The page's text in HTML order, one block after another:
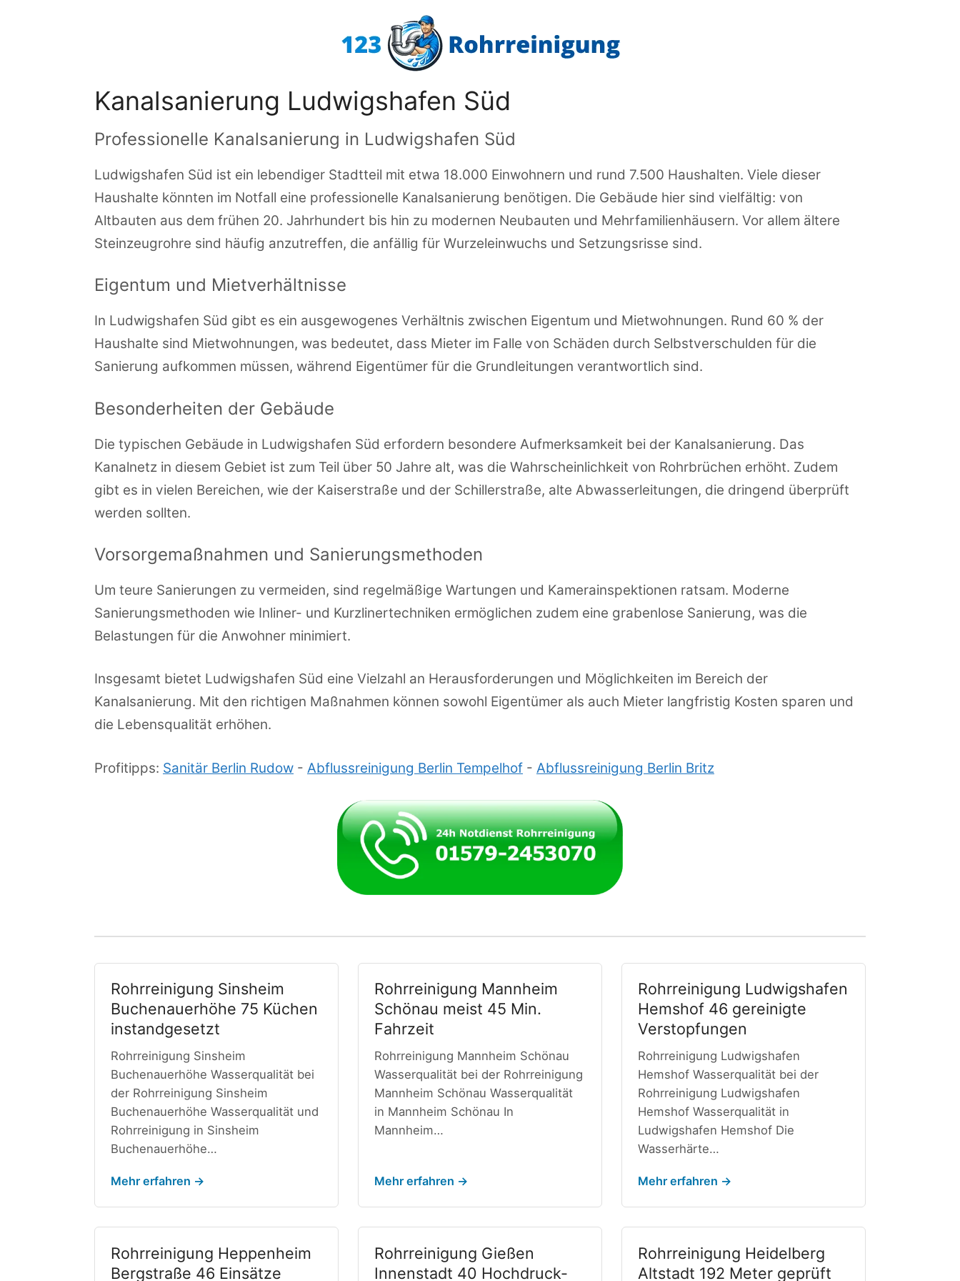
Kanalsanierung Ludwigshafen Süd
Professionelle Kanalsanierung in Ludwigshafen Süd
Ludwigshafen Süd ist ein lebendiger Stadtteil mit etwa 18.000 Einwohnern und rund 7.500 Haushalten. Viele dieser
Haushalte könnten im Notfall eine professionelle Kanalsanierung benötigen. Die Gebäude hier sind vielfältig: von
Altbauten aus dem frühen 20. Jahrhundert bis hin zu modernen Neubauten und Mehrfamilienhäusern. Vor allem ältere
Steinzeugrohre sind häufig anzutreffen, die anfällig für Wurzeleinwuchs und Setzungsrisse sind.
Eigentum und Mietverhältnisse
In Ludwigshafen Süd gibt es ein ausgewogenes Verhältnis zwischen Eigentum und Mietwohnungen. Rund 60 % der
Haushalte sind Mietwohnungen, was bedeutet, dass Mieter im Falle von Schäden durch Selbstverschulden für die
Sanierung aufkommen müssen, während Eigentümer für die Grundleitungen verantwortlich sind.
Besonderheiten der Gebäude
Die typischen Gebäude in Ludwigshafen Süd erfordern besondere Aufmerksamkeit bei der Kanalsanierung. Das
Kanalnetz in diesem Gebiet ist zum Teil über 50 Jahre alt, was die Wahrscheinlichkeit von Rohrbrüchen erhöht. Zudem
gibt es in vielen Bereichen, wie der Kaiserstraße und der Schillerstraße, alte Abwasserleitungen, die dringend überprüft
werden sollten.
Vorsorgemaßnahmen und Sanierungsmethoden
Um teure Sanierungen zu vermeiden, sind regelmäßige Wartungen und Kamerainspektionen ratsam. Moderne
Sanierungsmethoden wie Inliner- und Kurzlinertechniken ermöglichen zudem eine grabenlose Sanierung, was die
Belastungen für die Anwohner minimiert.
Insgesamt bietet Ludwigshafen Süd eine Vielzahl an Herausforderungen und Möglichkeiten im Bereich der
Kanalsanierung. Mit den richtigen Maßnahmen können sowohl Eigentümer als auch Mieter langfristig Kosten sparen und
die Lebensqualität erhöhen.
Profitipps: Sanitär Berlin Rudow - Abflussreinigung Berlin Tempelhof - Abflussreinigung Berlin Britz
Rohrreinigung Sinsheim
Buchenauerhöhe 75 Küchen
instandgesetzt
Rohrreinigung Sinsheim
Buchenauerhöhe Wasserqualität bei
der Rohrreinigung Sinsheim
Buchenauerhöhe Wasserqualität und
Rohrreinigung in Sinsheim
Buchenauerhöhe…
Mehr erfahren →
Rohrreinigung Mannheim
Schönau meist 45 Min.
Fahrzeit
Rohrreinigung Mannheim Schönau
Wasserqualität bei der Rohrreinigung
Mannheim Schönau Wasserqualität
in Mannheim Schönau In
Mannheim…
Mehr erfahren →
Rohrreinigung Ludwigshafen
Hemshof 46 gereinigte
Verstopfungen
Rohrreinigung Ludwigshafen
Hemshof Wasserqualität bei der
Rohrreinigung Ludwigshafen
Hemshof Wasserqualität in
Ludwigshafen Hemshof Die
Wasserhärte…
Mehr erfahren →
Rohrreinigung Heppenheim
Bergstraße 46 Einsätze
Rohrreinigung Gießen
Innenstadt 40 Hochdruck-
Rohrreinigung Heidelberg
Altstadt 192 Meter geprüft